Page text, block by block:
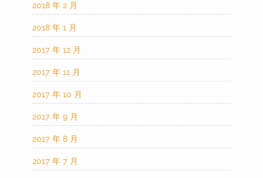
2018 年 2 月
2018 年 1 月
2017 年 12 月
2017 年 11 月
2017 年 10 月
2017 年 9 月
2017 年 8 月
2017 年 7 月